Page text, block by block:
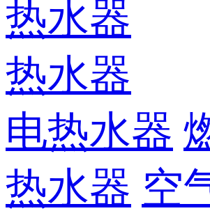
热水器
热水器
电热水器
热水器 空